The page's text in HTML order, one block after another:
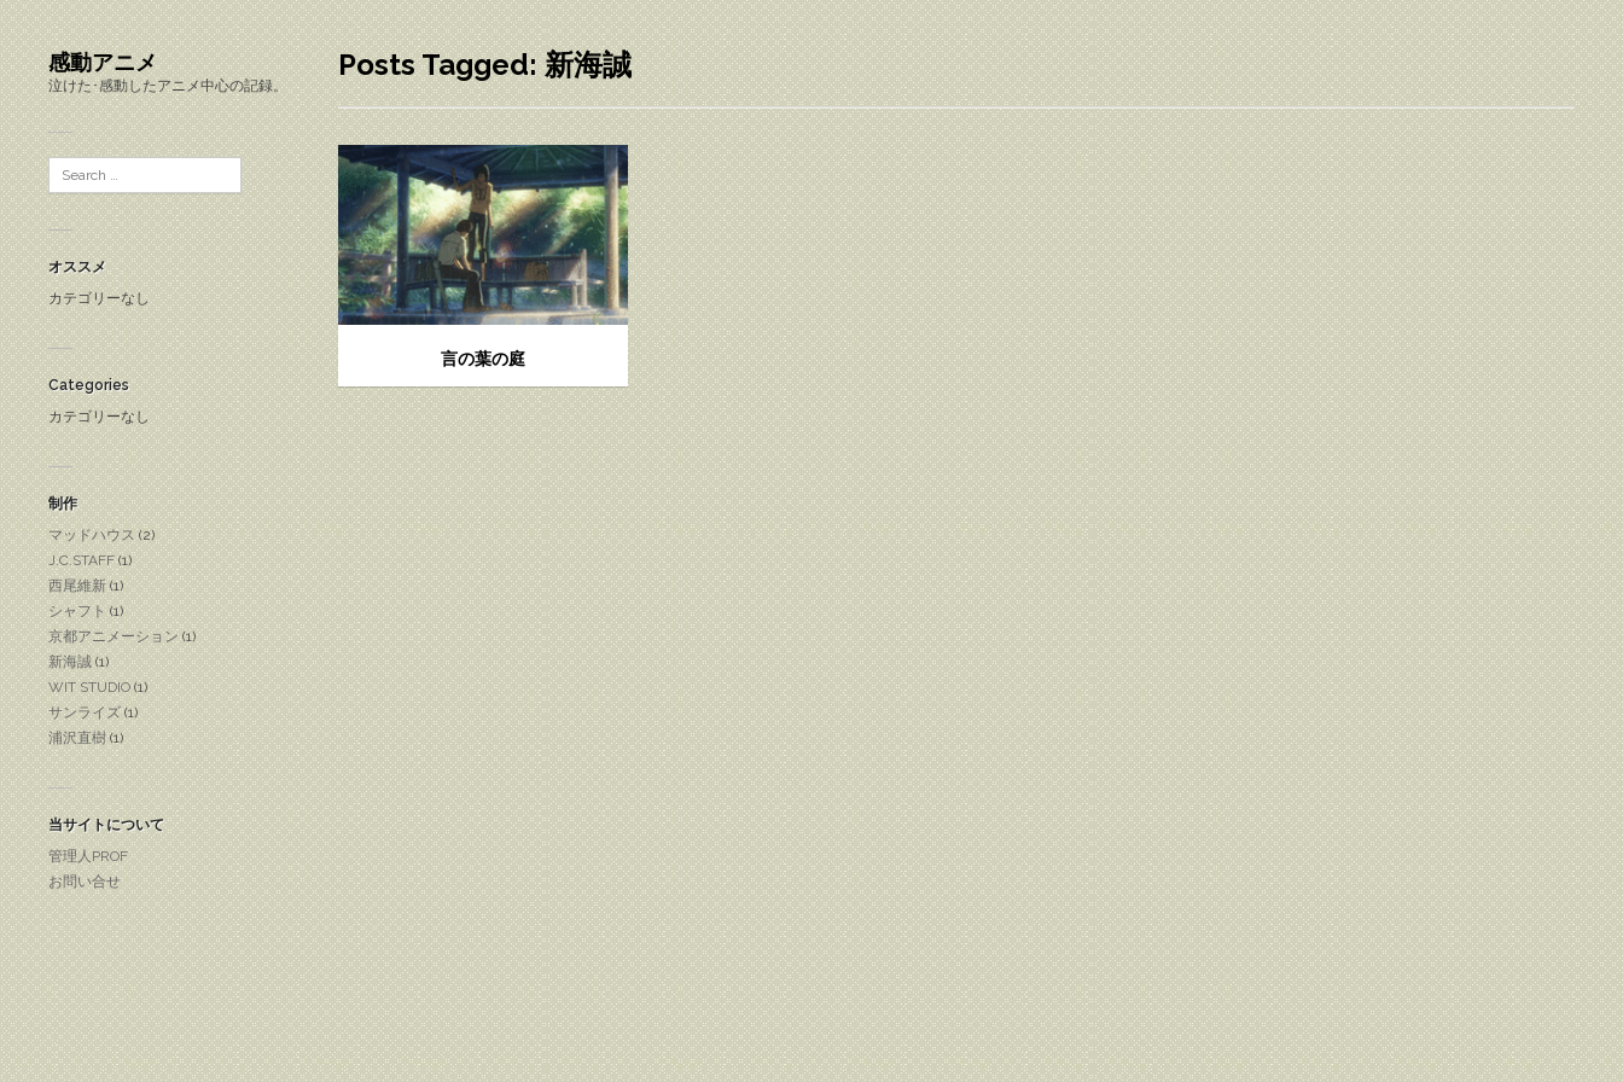
感動アニメ
泣けた･感動したアニメ中心の記録。
オススメ
カテゴリーなし
Categories
カテゴリーなし
制作
マッドハウス(2)
J.C.STAFF(1)
西尾維新(1)
シャフト(1)
京都アニメーション(1)
新海誠(1)
WIT STUDIO(1)
サンライズ(1)
浦沢直樹(1)
当サイトについて
管理人PROF
お問い合せ
Posts Tagged: 新海誠
言の葉の庭